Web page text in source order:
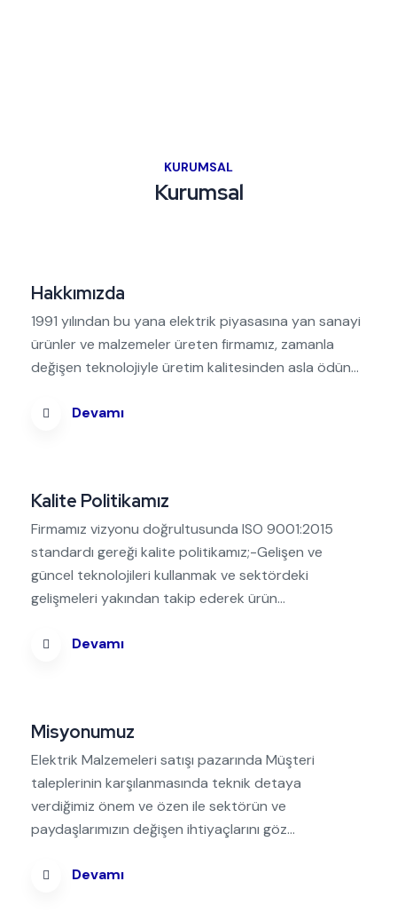
KURUMSAL
Kurumsal
Hakkımızda
1991 yılından bu yana elektrik piyasasına yan sanayi
ürünler ve malzemeler üreten firmamız, zamanla
değişen teknolojiyle üretim kalitesinden asla ödün...
Devamı
Kalite Politikamız
Firmamız vizyonu doğrultusunda ISO 9001:2015
standardı gereği kalite politikamız;-Gelişen ve
güncel teknolojileri kullanmak ve sektördeki
gelişmeleri yakından takip ederek ürün...
Devamı
Misyonumuz
Elektrik Malzemeleri satışı pazarında Müşteri
taleplerinin karşılanmasında teknik detaya
verdiğimiz önem ve özen ile sektörün ve
paydaşlarımızın değişen ihtiyaçlarını göz...
Devamı